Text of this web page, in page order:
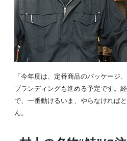
「今年度は、定番商品のパッケージ
ブランディングも進める予定です。
で、一番動けるいま、やらなければ
ん。